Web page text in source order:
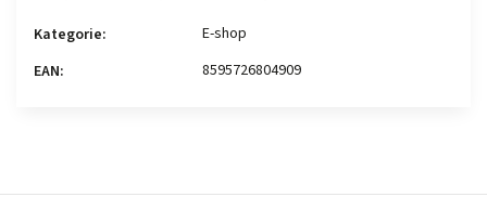
Kategorie:
E-shop
EAN: 8595726804909